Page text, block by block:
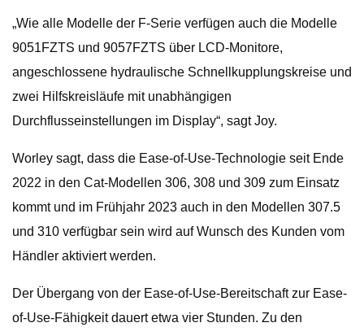
„Wie alle Modelle der F-Serie verfügen auch die Modelle
9051FZTS und 9057FZTS über LCD-Monitore,
angeschlossene hydraulische Schnellkupplungskreise und
zwei Hilfskreisläufe mit unabhängigen
Durchflusseinstellungen im Display“, sagt Joy.
Worley sagt, dass die Ease-of-Use-Technologie seit Ende
2022 in den Cat-Modellen 306, 308 und 309 zum Einsatz
kommt und im Frühjahr 2023 auch in den Modellen 307.5
und 310 verfügbar sein wird auf Wunsch des Kunden vom
Händler aktiviert werden.
Der Übergang von der Ease-of-Use-Bereitschaft zur Ease-
of-Use-Fähigkeit dauert etwa vier Stunden. Zu den